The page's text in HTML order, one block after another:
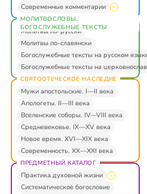
Современные комментарии
МОЛИТВОСЛОВЫ.
БОГОСЛУЖЕБНЫЕ ТЕКСТЫ
Молитвы по-русски
Молитвы по-славянски
Богослужебные тексты на русском
Богослужебные тексты на
СВЯТООТЕЧЕСКОЕ НАСЛЕДИЕ
Мужи апостольские. I—II века
Апологеты. II—III века
Вселенские соборы. IV—VIII века
Средневековье. IX—XV века
Новое время. XVI—XIX века
Современность. XX—XXI века
ПРЕДМЕТНЫЙ КАТАЛОГ
Практика духовной жизни
Систематическое богословие